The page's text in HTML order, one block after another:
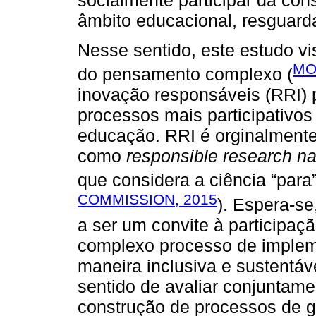
âmbito educacional,
Nesse sentido, este estudo
do pensamento complexo (
inovação responsáveis
processos mais
educação. RRI é
como responsible research
que considera a ciência
COMMISSION, 2015). Espera-
a ser um convite à
complexo processo de
maneira inclusiva e
sentido de avaliar
construção de processos de